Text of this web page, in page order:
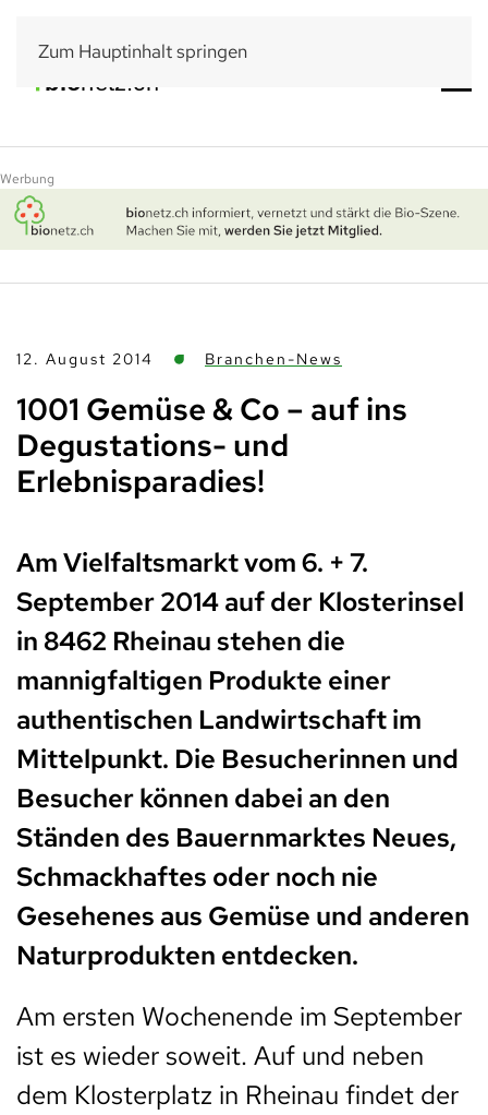
Zum Hauptinhalt springen
Werbung
12. August 2014 Branchen-News
1001 Gemüse & Co – auf ins
Degustations- und
Erlebnisparadies!
Am Vielfaltsmarkt vom 6. + 7.
September 2014 auf der Klosterinsel
in 8462 Rheinaustehen die
mannigfaltigen Produkte einer
authentischen Landwirtschaft im
Mittelpunkt. Die Besucherinnen und
Besucher können dabei an den
Ständen des Bauernmarktes Neues,
Schmackhaftes oder noch nie
Gesehenes aus Gemüse und anderen
Naturprodukten entdecken.
Am ersten Wochenende im September
ist es wieder soweit. Auf und neben
dem Klosterplatz in Rheinau findet der